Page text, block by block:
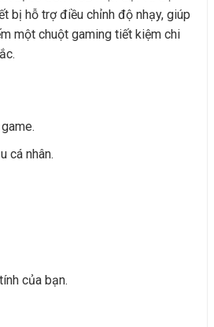
bị hỗ trợ điều chỉnh độ nhạy, giúp
một chuột gaming tiết kiệm chi
cá nhân.
của bạn.